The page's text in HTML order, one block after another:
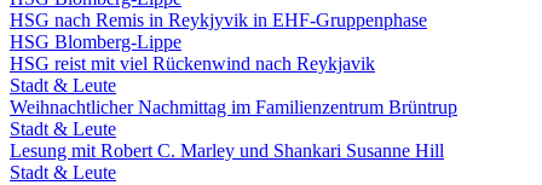
HSG nach Remis in Reykjyvik in EHF-Gruppenphase
HSG Blomberg-Lippe
HSG reist mit viel Rückenwind nach Reykjavik
Stadt & Leute
Weihnachtlicher Nachmittag im Familienzentrum Brüntrup
Stadt & Leute
Lesung mit Robert C. Marley und Shankari Susanne Hill
Stadt & Leute